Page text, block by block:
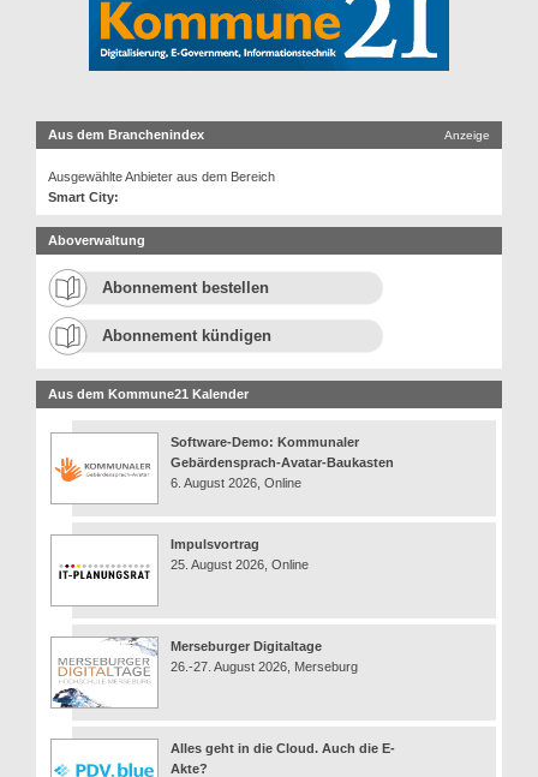
Aus dem Branchenindex Anzeige
Ausgewählte Anbieter aus dem Bereich
Smart City:
Aboverwaltung
Abonnement bestellen
Abonnement kündigen
Aus dem Kommune21 Kalender
Software-Demo: Kommunaler
Gebärdensprach-Avatar-Baukasten
6. August 2026, Online
Impulsvortrag
25. August 2026, Online
Merseburger Digitaltage
26.-27. August 2026, Merseburg
Alles geht in die Cloud. Auch die E-
Akte?